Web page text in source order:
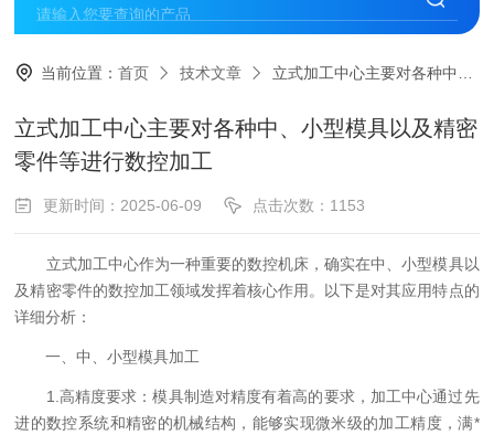
当前位置：首页 技术文章 立式加工中心主要对各种中、小型模具以及精密零件等进行数控加工
立式加工中心主要对各种中、小型模具以及精密
零件等进行数控加工
更新时间：2025-06-09 点击次数：1153
立式加工中心作为一种重要的数控机床，确实在中、小型模具以
及精密零件的数控加工领域发挥着核心作用。以下是对其应用特点的
详细分析：
一、中、小型模具加工
1.高精度要求：模具制造对精度有着高的要求，加工中心通过先
进的数控系统和精密的机械结构，能够实现微米级的加工精度，满*